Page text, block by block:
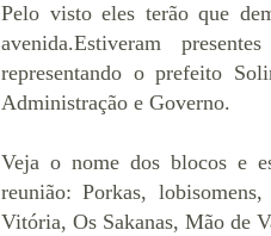
Pelo visto eles terão que
avenida.Estiveram
representando o prefeito
Administração e Governo.
Veja o nome dos blocos e
reunião: Porkas,
Vitória, Os Sakanas, Mão de